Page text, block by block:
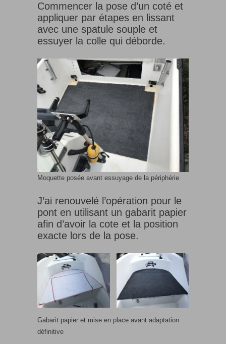
Commencer la pose d’un coté et
appliquer par étapes en lissant
avec une spatule souple et
essuyer la colle qui déborde.
Moquette posée avant essuyage de la périphérie
J’ai renouvelé l’opération pour le
pont en utilisant un gabarit papier
afin d’avoir la cote et la position
exacte lors de la pose.
Gabarit papier et mise en place avant adaptation
définitive